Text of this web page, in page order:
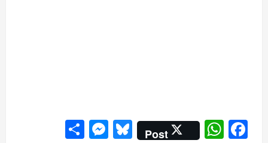
Facebook
WhatsApp
Post
Bluesky